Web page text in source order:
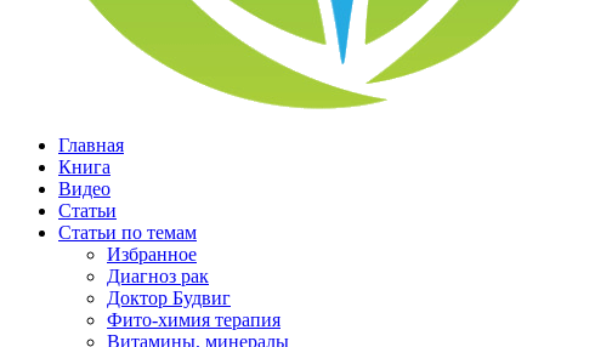
Главная
Книга
Видео
Статьи
Статьи по темам
Избранное
Диагноз рак
Доктор Будвиг
Фито-химия терапия
Витамины, минералы